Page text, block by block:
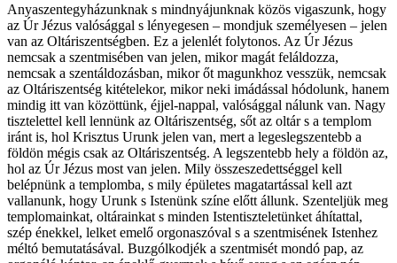
Anyaszentegyházunknak s mindnyájunknak közös vigaszunk, hogy
az Úr Jézus valósággal s lényegesen – mondjuk személyesen – jelen
van az Oltáriszentségben. Ez a jelenlét folytonos. Az Úr Jézus
nemcsak a szentmisében van jelen, mikor magát feláldozza,
nemcsak a szentáldozásban, mikor őt magunkhoz vesszük, nemcsak
az Oltáriszentség kitételekor, mikor neki imádással hódolunk, hanem
mindig itt van közöttünk, éjjel-nappal, valósággal nálunk van. Nagy
tisztelettel kell lennünk az Oltáriszentség, sőt az oltár s a templom
iránt is, hol Krisztus Urunk jelen van, mert a legeslegszentebb a
földön mégis csak az Oltáriszentség. A legszentebb hely a földön az,
hol az Úr Jézus most van jelen. Mily összeszedettséggel kell
belépnünk a templomba, s mily épületes magatartással kell azt
vallanunk, hogy Urunk s Istenünk színe előtt állunk. Szenteljük meg
templomainkat, oltárainkat s minden Istentiszteletünket áhítattal,
szép énekkel, lelket emelő orgonaszóval s a szentmisének Istenhez
méltó bemutatásával. Buzgólkodjék a szentmisét mondó pap, az